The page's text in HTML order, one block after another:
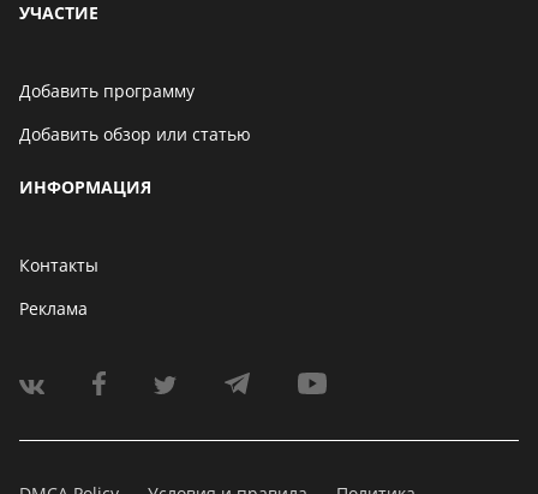
УЧАСТИЕ
Добавить программу
Добавить обзор или статью
ИНФОРМАЦИЯ
Контакты
Реклама